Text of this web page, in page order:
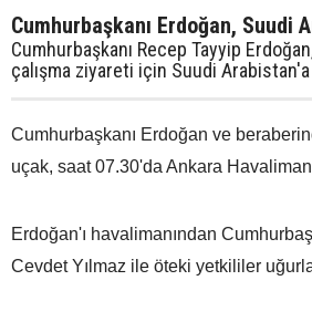
Cumhurbaşkanı Erdoğan, Suudi
Cumhurbaşkanı Recep Tayyip
çalışma ziyareti için Suudi
Cumhurbaşkanı Erdoğan ve
uçak, saat 07.30'da Ankara
Erdoğan'ı havalimanından
Cevdet Yılmaz ile öteki yetkililer